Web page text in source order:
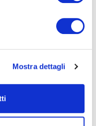
Mostra dettagli
SICUREZZA